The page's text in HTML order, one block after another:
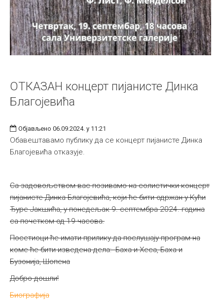
ОТКАЗАН концерт пијанисте Динка
Благојевића
Објављено 06.09.2024. у 11:21
Обавештавамо публику да се концерт пијанисте Динка
Благојевића отказује.
Са задовољством вас позивамо на солистички концерт
пијанисте Динка Благојевића, који ће бити одржан у Кући
Ђуре Јакшића, у понедељак 9. септембра 2024. година
са почетком од 19 часова.
Посетиоци ће имати прилику да послушају програм на
коме ће бити изведена дела: Баха и Хеса, Баха и
Бузонија, Шопена
Добро дошли!
Биографија